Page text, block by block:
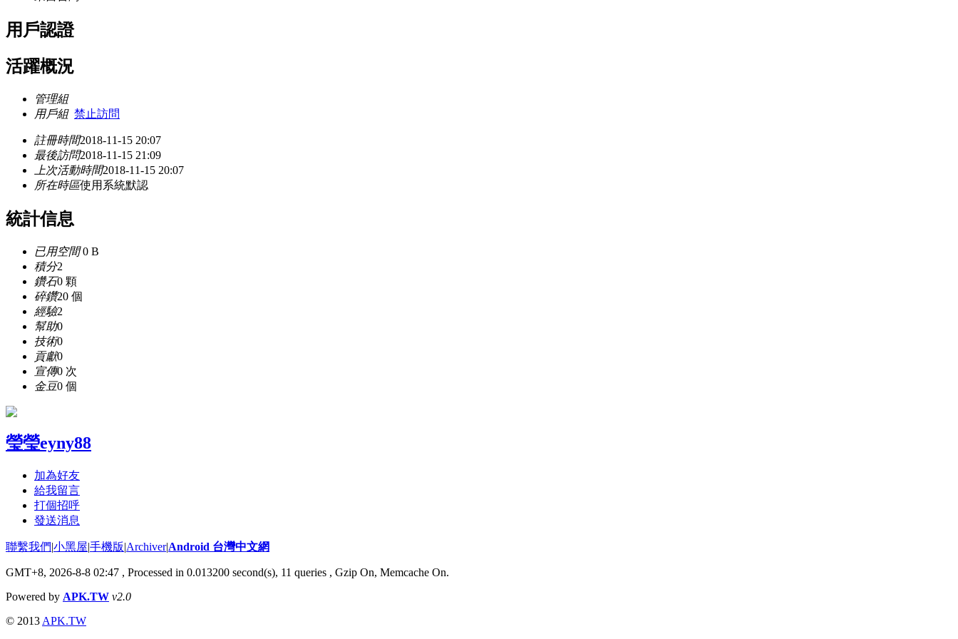
用戶認證
活躍概況
管理組
用戶組 禁止訪問
註冊時間2018-11-15 20:07
最後訪問2018-11-15 21:09
上次活動時間2018-11-15 20:07
所在時區使用系統默認
統計信息
已用空間0 B
積分2
鑽石0 顆
碎鑽20 個
經驗2
幫助0
技術0
貢獻0
宣傳0 次
金豆0 個
瑩瑩eyny88
加為好友
給我留言
打個招呼
發送消息
聯繫我們|小黑屋|手機版|Archiver|Android 台灣中文網
GMT+8, 2026-8-8 02:47 , Processed in 0.013200 second(s), 11 queries , Gzip On, Memcache On.
Powered by APK.TW v2.0
© 2013 APK.TW